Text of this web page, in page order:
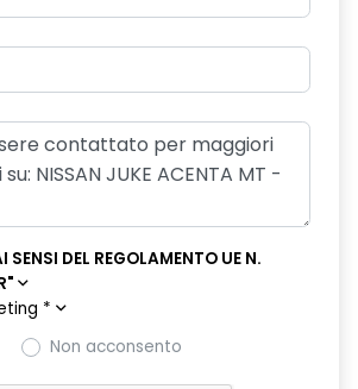
DEL REGOLAMENTO UE N.
*
Non acconsento